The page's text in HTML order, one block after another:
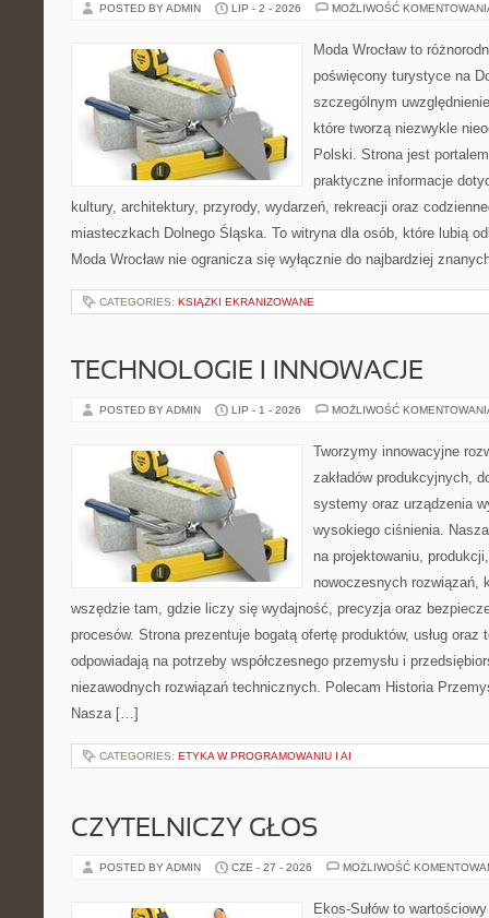
POSTED BY ADMIN LIP - 2 - 2026 MOŻLIWOŚĆ
Moda Wrocław to
poświęcony turystyce na
szczególnym
które tworzą niezwykle
Polski. Strona jest
praktyczne informacje
kultury, architektury, przyrody, wydarzeń, rekreacji oraz
miasteczkach Dolnego Śląska. To witryna dla osób, które lubią
Moda Wrocław nie ogranicza się wyłącznie do najbardziej
CATEGORIES: KSIĄŻKI EKRANIZOWANE
TECHNOLOGIE I INNOWACJE
POSTED BY ADMIN LIP - 1 - 2026 MOŻLIWOŚĆ
Tworzymy innowacyjne
zakładów produkcyjnych,
systemy oraz urządzenia
wysokiego ciśnienia.
na projektowaniu,
nowoczesnych rozwiązań,
wszędzie tam, gdzie liczy się wydajność, precyzja oraz
procesów. Strona prezentuje bogatą ofertę produktów, usług oraz
odpowiadają na potrzeby współczesnego przemysłu i
niezawodnych rozwiązań technicznych. Polecam Historia
Nasza […]
CATEGORIES: ETYKA W PROGRAMOWANIU I AI
CZYTELNICZY GŁOS
POSTED BY ADMIN CZE - 27 - 2026 MOŻLIWOŚĆ
Ekos-Sułów to